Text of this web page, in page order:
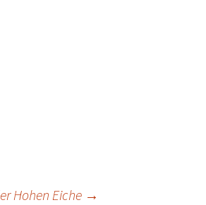
Hohen Eiche →